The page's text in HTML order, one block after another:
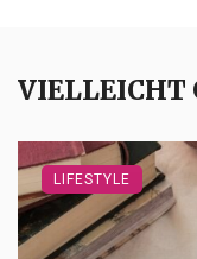
VIELLEICHT
LIFESTYLE